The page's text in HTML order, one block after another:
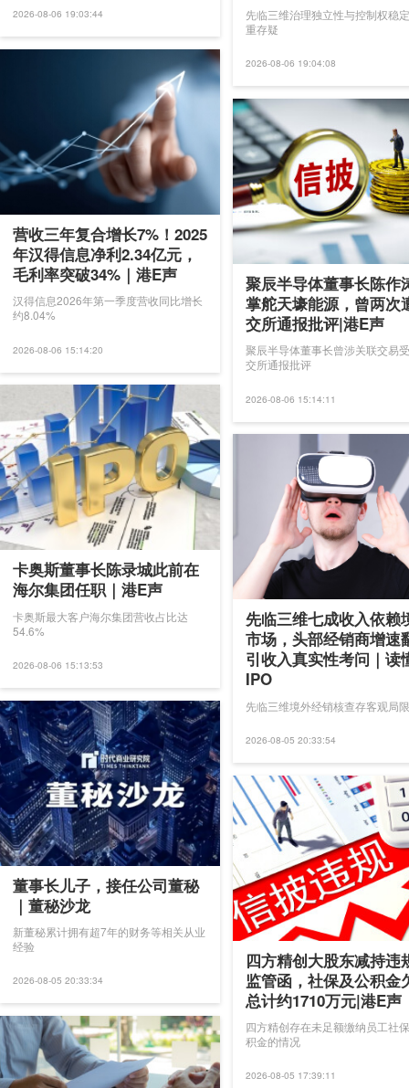
2026-08-06 19:03:44
营收三年复合增长7%！2025
年汉得信息净利2.34亿元，
毛利率突破34%｜港E声
汉得信息2026年第一季度营收同比增长
约8.04%
2026-08-06 15:14:20
卡奥斯董事长陈录城此前在
海尔集团任职｜港E声
卡奥斯最大客户海尔集团营收占比达
54.6%
2026-08-06 15:13:53
董事长儿子，接任公司董秘
｜董秘沙龙
新董秘累计拥有超7年的财务等相关从业
经验
2026-08-05 20:33:34
先临三维治理独立性与控制权稳
重存疑
2026-08-06 19:04:08
聚辰半导体董事长陈作
掌舵天壕能源，曾两次
交所通报批评|港E声
聚辰半导体董事长曾涉关联交易
交所通报批评
2026-08-06 15:14:11
先临三维七成收入依赖
市场，头部经销商增速
引收入真实性考问｜读
IPO
先临三维境外经销核查存客观局限
2026-08-05 20:33:54
四方精创大股东减持违
监管函，社保及公积金
总计约1710万元|港E声
四方精创存在未足额缴纳员工社
积金的情况
2026-08-05 17:39:11